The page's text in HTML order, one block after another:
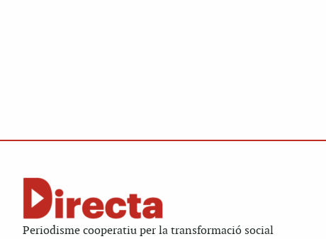
Periodisme cooperatiu per la transformació social